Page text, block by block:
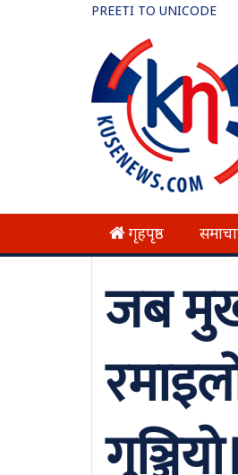
PREETI TO UNICODE
गृहपृष्ठ
जब